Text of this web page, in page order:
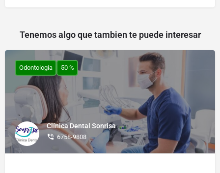
Tenemos algo que tambien te puede interesar
Clínica Dental Sonrisa
6758-9808
Odontología 50 %